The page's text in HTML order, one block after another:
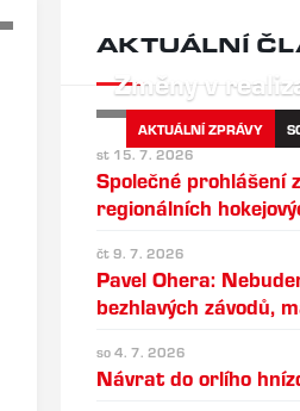
AKTUÁLNÍ
AKTUÁLNÍ ZPRÁVY
Změny v
st 15. 7. 2026
Společné prohlášení
regionálních
čt 9. 7. 2026
Pavel Ohera:
bezhlavých závodů,
so 4. 7. 2026
Návrat do orlího